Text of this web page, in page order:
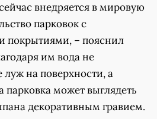
внедряется в мировую
парковок с
– пояснил
им вода не
луж на поверхности, а
парковка может выглядеть
декоративным гравием.